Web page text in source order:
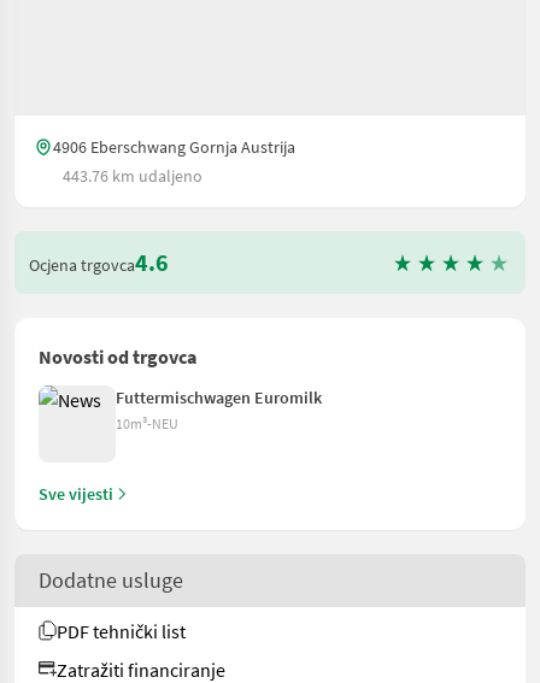
4906 Eberschwang Gornja Austrija
443.76 km udaljeno
Ocjena trgovca4.6
Novosti od trgovca
Futtermischwagen Euromilk
10m³-NEU
Sve vijesti
Dodatne usluge
PDF tehnički list
Zatražiti financiranje